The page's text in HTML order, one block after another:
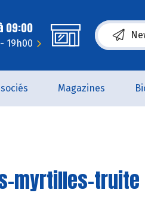
09:00
19h00 (s’ouvre
Magazines
myrtilles-truite